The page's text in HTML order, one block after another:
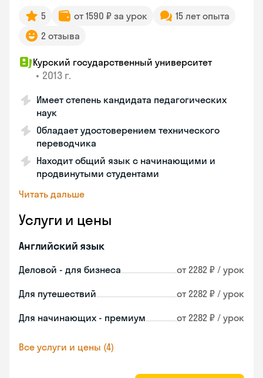
5 от 1590 ₽ за урок
15 лет опыта
2 отзыва
Курский государственный университет
• 2013 г.
Имеет степень кандидата педагогических
наук
Обладает удостоверением технического
переводчика
Находит общий язык с начинающими и
продвинутыми студентами
Читать дальше
Услуги и цены
Английский язык
Деловой - для бизнеса от 2282 ₽ / урок
Для путешествий от 2282 ₽ / урок
Для начинающих - премиум от 2282 ₽ / урок
Все услуги и цены (4)